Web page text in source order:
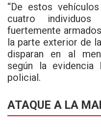
“De estos
cuatro
fuertemente
la parte exterior de
disparan en al
según la evidencia
policial.
ATAQUE A LA